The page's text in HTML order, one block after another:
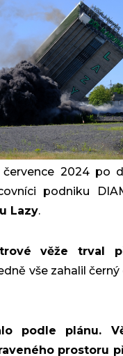
2024 po
podniku
Lazy.
věže trval
vše zahalil
podle plánu.
prostoru